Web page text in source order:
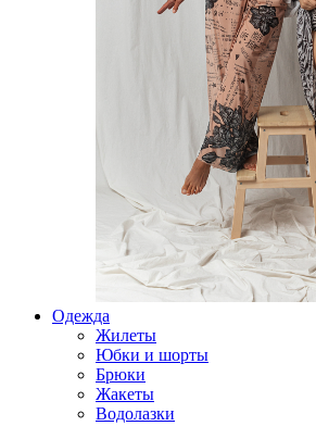
Одежда
Жилеты
Юбки и шорты
Брюки
Жакеты
Водолазки